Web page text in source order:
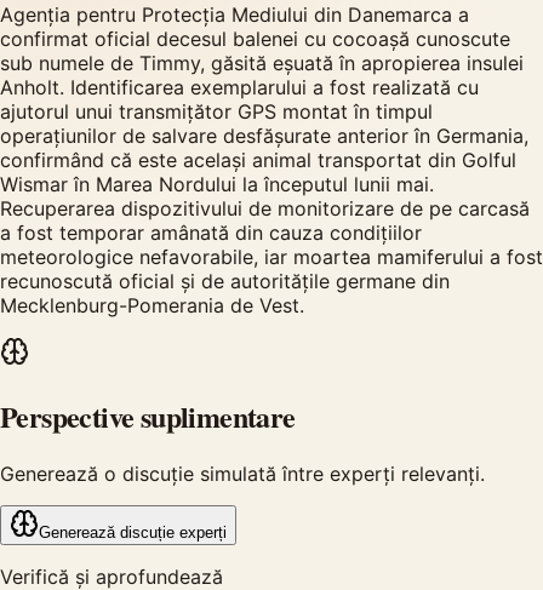
Agenția pentru Protecția Mediului din Danemarca a
confirmat oficial decesul balenei cu cocoașă cunoscute
sub numele de Timmy, găsită eșuată în apropierea insulei
Anholt. Identificarea exemplarului a fost realizată cu
ajutorul unui transmițător GPS montat în timpul
operațiunilor de salvare desfășurate anterior în Germania,
confirmând că este același animal transportat din Golful
Wismar în Marea Nordului la începutul lunii mai.
Recuperarea dispozitivului de monitorizare de pe carcasă
a fost temporar amânată din cauza condițiilor
meteorologice nefavorabile, iar moartea mamiferului a fost
recunoscută oficial și de autoritățile germane din
Mecklenburg-Pomerania de Vest.
Perspective suplimentare
Generează o discuție simulată între experți relevanți.
Generează discuție experți
Verifică și aprofundează